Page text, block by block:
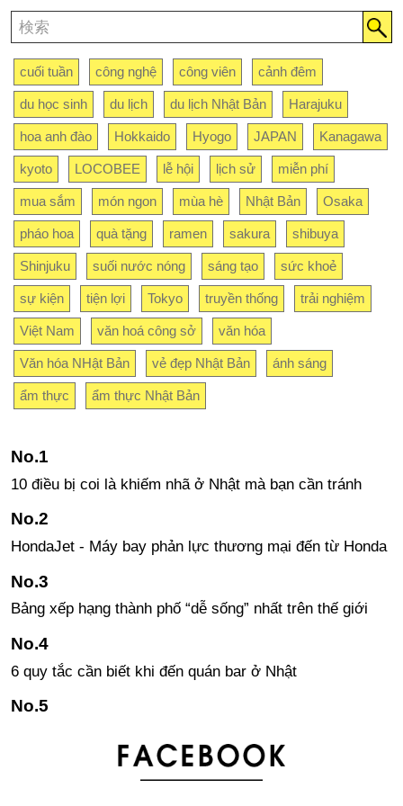
cuối tuần công nghệ công viên cảnh đêm
du học sinh du lịch du lịch Nhật Bản Harajuku
hoa anh đào Hokkaido Hyogo JAPAN Kanagawa
kyoto LOCOBEE lễ hội lịch sử miễn phí
mua sắm món ngon mùa hè Nhật Bản Osaka
pháo hoa quà tặng ramen sakura shibuya
Shinjuku suối nước nóng sáng tạo sức khoẻ
sự kiện tiện lợi Tokyo truyền thống trải nghiệm
Việt Nam văn hoá công sở văn hóa
Văn hóa NHật Bản vẻ đẹp Nhật Bản ánh sáng
ẩm thực ẩm thực Nhật Bản
10 điều bị coi là khiếm nhã ở Nhật mà bạn cần tránh
HondaJet - Máy bay phản lực thương mại đến từ Honda
Bảng xếp hạng thành phố “dễ sống” nhất trên thế giới
6 quy tắc cần biết khi đến quán bar ở Nhật
khăn, khủng hoảng